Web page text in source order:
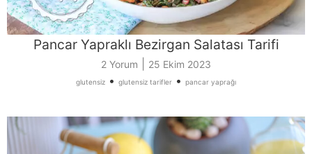
Pancar Yapraklı Bezirgan Salatası Tarifi
2 Yorum 25 Ekim 2023
glutensiz • glutensiz tarifler • pancar yaprağı